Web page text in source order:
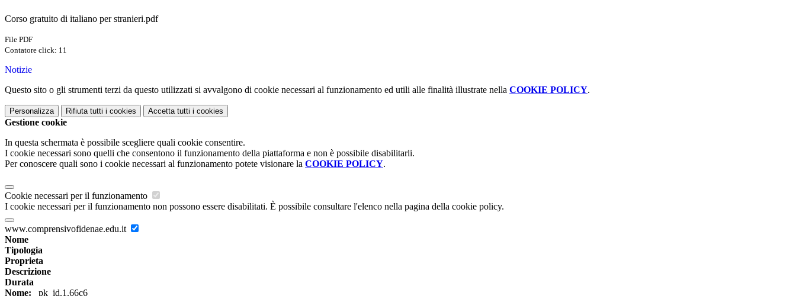
Corso gratuito di italiano per stranieri.pdf
File PDF
Contatore click: 11
Notizie
Questo sito o gli strumenti terzi da questo utilizzati si avvalgono di cookie necessari al funzionamento ed utili alle finalità illustrate nella COOKIE POLICY.
Personalizza Rifiuta tutti i cookies Accetta tutti i cookies
Gestione cookie
In questa schermata è possibile scegliere quali cookie consentire.
I cookie necessari sono quelli che consentono il funzionamento della piattaforma e non è possibile disabilitarli.
Per conoscere quali sono i cookie necessari al funzionamento potete visionare la COOKIE POLICY.
Cookie necessari per il funzionamento
I cookie necessari per il funzionamento non possono essere disabilitati. È possibile consultare l'elenco nella pagina della cookie policy.
www.comprensivofidenae.edu.it
Nome
Tipologia
Proprieta
Descrizione
Durata
Nome: _pk_id.1.66c6